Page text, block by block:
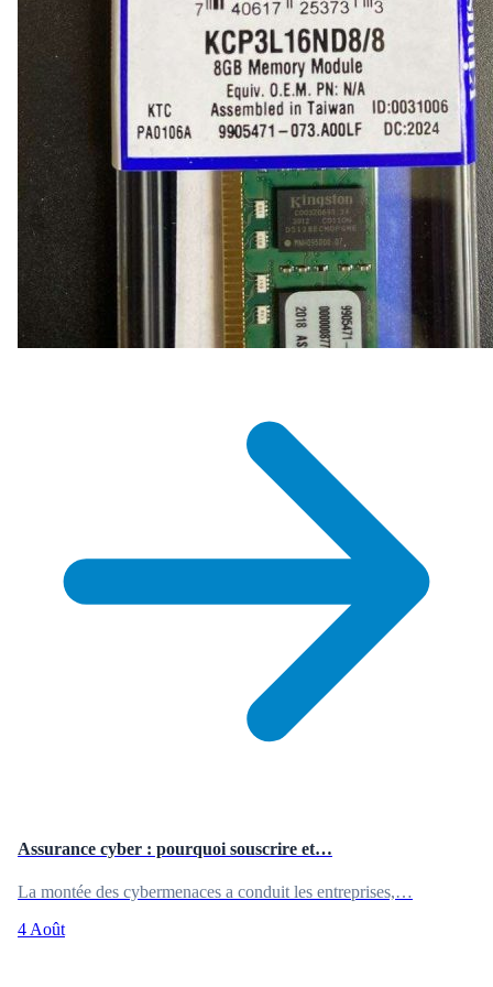
Assurance cyber : pourquoi souscrire et…
La montée des cybermenaces a conduit les entreprises,…
4 Août